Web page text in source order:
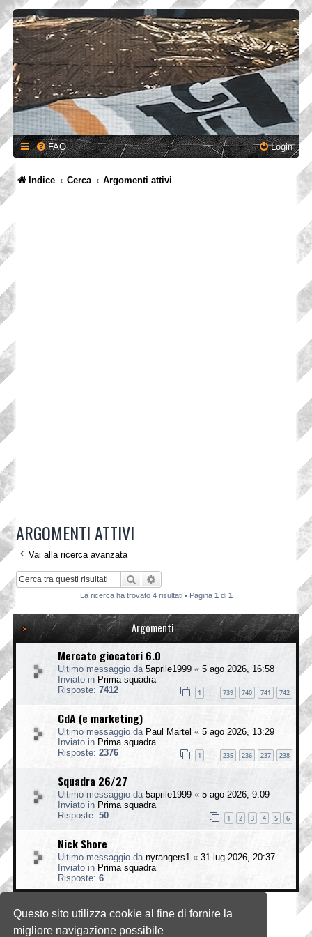
Questo sito utilizza cookie al fine di fornire la
migliore navigazione possibile
FAQ Login
Indice Cerca Argomenti attivi
ARGOMENTI ATTIVI
Vai alla ricerca avanzata
Cerca
La ricerca ha trovato 4 risultati • Pagina 1 di 1
Argomenti
Mercato giocatori 6.0
Ultimo messaggio da 5aprile1999 « 5 ago 2026, 16:58
Inviato in Prima squadra
Risposte: 7412 1 739 740 741 742
CdA (e marketing)
Ultimo messaggio da Paul Martel « 5 ago 2026, 13:29
Inviato in Prima squadra
Risposte: 2376 1 235 236 237 238
Squadra 26/27
Ultimo messaggio da 5aprile1999 « 5 ago 2026, 9:09
Inviato in Prima squadra
Risposte: 50 1 2 3 4 5 6
Nick Shore
Ultimo messaggio da nyrangers1 « 31 lug 2026, 20:37
Inviato in Prima squadra
Risposte: 6